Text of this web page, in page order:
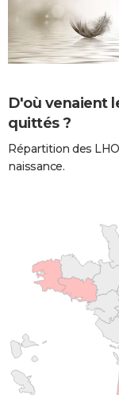
D'où venaient
quittés ?
Répartition des
naissance.